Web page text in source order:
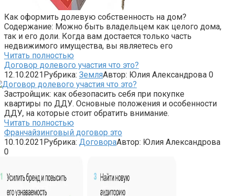
Как оформить долевую собственность на дом?
Содержание: Можно быть владельцем как целого дома,
так и его доли. Когда вам достается только часть
недвижимого имущества, вы являетесь его
Читать полностью
Договор долевого участия что это?
12.10.2021Рубрика: ЗемляАвтор: Юлия Александрова 0
Застройщик: как обезопасить себя при покупке
квартиры по ДДУ. Основные положения и особенности
ДДУ, на которые стоит обратить внимание.
Читать полностью
Франчайзинговый договор это
10.10.2021Рубрика: ДоговораАвтор: Юлия Александрова
0